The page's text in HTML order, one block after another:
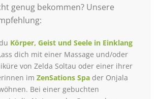
genug bekommen? Unsere
Körper, Geist und Seele in Einklang
dich mit einer Massage und/oder
von Zelda Soltau oder einer ihrer
im ZenSations Spader Onjala
Bei einer gebuchten